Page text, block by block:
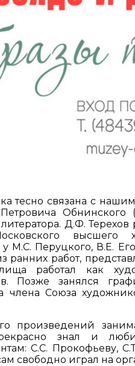
тесно связана с
Обнинского
Д.Ф.
высшего
у М.С. Перуцкого, В.Е.
ранних работ,
работал как
Позже занялся
члена Союза
произведений
знал и
С.С. Прокофьеву,
свободно играл на